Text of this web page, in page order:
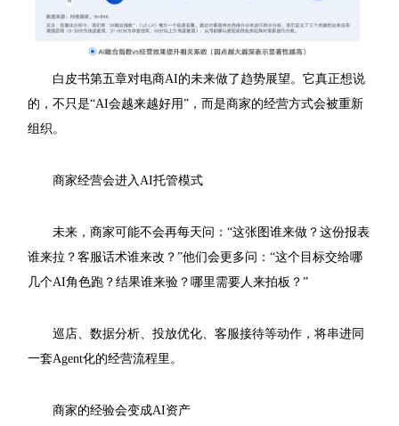
白皮书第五章对电商AI的未来做了趋势展望。它真正想说
的，不只是“AI会越来越好用”，而是商家的经营方式会被重新
组织。
商家经营会进入AI托管模式
未来，商家可能不会再每天问：“这张图谁来做？这份报表
谁来拉？客服话术谁来改？”他们会更多问：“这个目标交给哪
几个AI角色跑？结果谁来验？哪里需要人来拍板？”
巡店、数据分析、投放优化、客服接待等动作，将串进同
一套Agent化的经营流程里。
商家的经验会变成AI资产